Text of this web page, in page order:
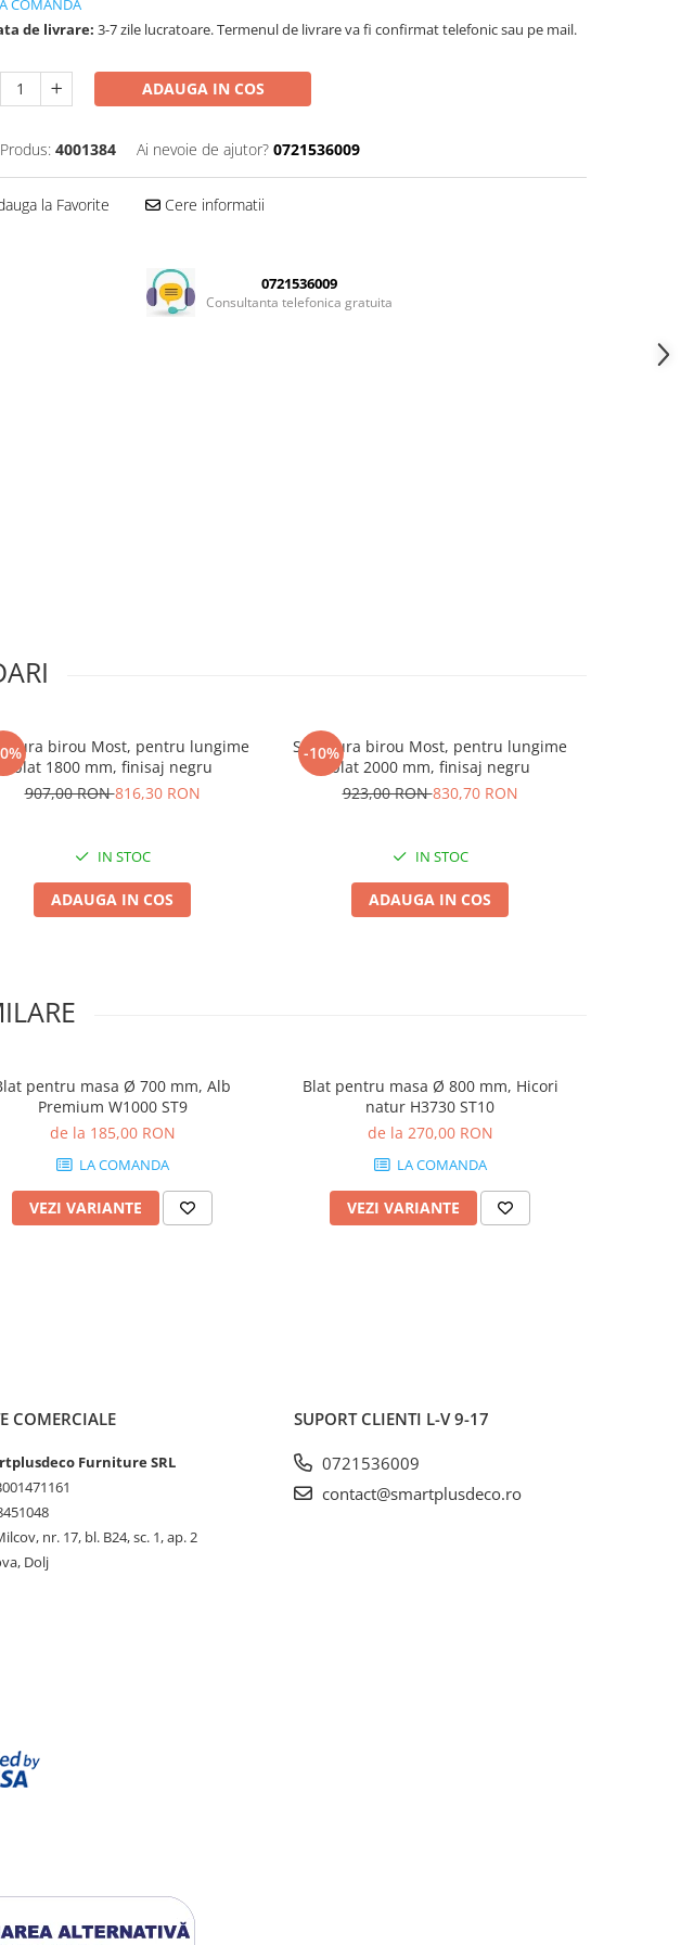
COMANDA
de livrare: 3-7 zile lucratoare. Termenul de livrare va fi confirmat telefonic sau pe mail.
ADAUGA IN COS
4001384 Ai nevoie de ajutor? 0721536009
la Favorite Cere informatii
0721536009
Consultanta telefonica gratuita
birou Most, pentru lungime
blat 1800 mm, finisaj negru
907,00 RON816,30 RON
IN STOC
ADAUGA IN COS
-10%
Structura birou Most, pentru lungime
blat 2000 mm, finisaj negru
923,00 RON830,70 RON
IN STOC
ADAUGA IN COS
pentru masa Ø 700 mm, Alb
Premium W1000 ST9
de la 185,00 RON
LA COMANDA
VEZI VARIANTE
Blat pentru masa Ø 800 mm, Hicori
natur H3730 ST10
de la 270,00 RON
LA COMANDA
VEZI VARIANTE
COMERCIALE
Furniture SRL
nr. 17, bl. B24, sc. 1, ap. 2
Dolj
SUPORT CLIENTI L-V 9-17
0721536009
contact@smartplusdeco.ro